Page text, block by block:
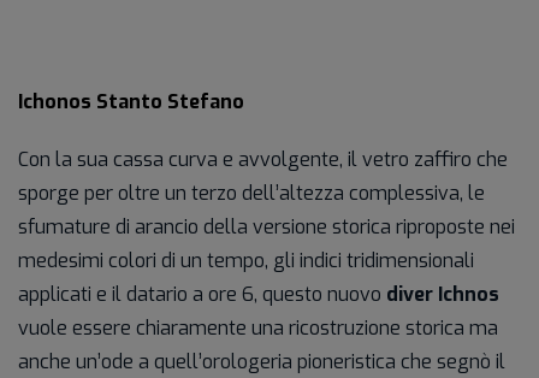
Ichonos Stanto Stefano
Con la sua cassa curva e avvolgente, il vetro zaffiro che
sporge per oltre un terzo dell’altezza complessiva, le
sfumature di arancio della versione storica riproposte nei
medesimi colori di un tempo, gli indici tridimensionali
applicati e il datario a ore 6, questo nuovo diver Ichnos
vuole essere chiaramente una ricostruzione storica ma
anche un’ode a quell’orologeria pioneristica che segnò il